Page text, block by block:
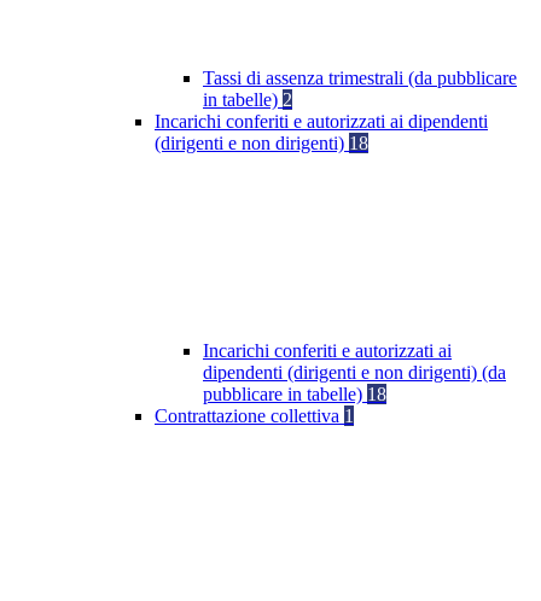
Tassi di assenza trimestrali (da pubblicare
in tabelle) 2
Incarichi conferiti e autorizzati ai dipendenti
(dirigenti e non dirigenti) 18
Incarichi conferiti e autorizzati ai
dipendenti (dirigenti e non dirigenti) (da
pubblicare in tabelle) 18
Contrattazione collettiva 1